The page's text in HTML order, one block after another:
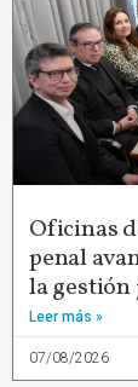
Oficinas
penal
la
Leer más »
07/08/2026